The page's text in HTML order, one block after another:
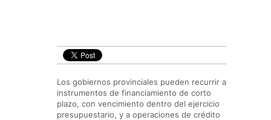
Los gobiernos provinciales pueden recurrir a
instrumentos de financiamiento de corto
plazo, con vencimiento dentro del ejercicio
presupuestario, y a operaciones de crédito